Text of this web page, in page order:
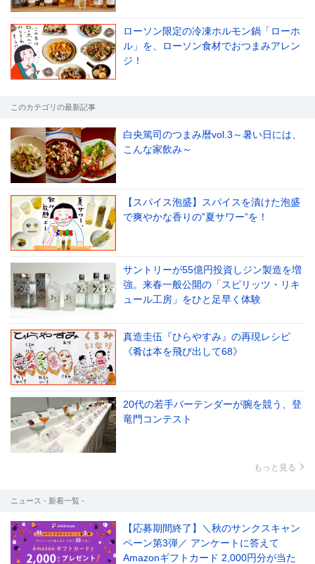
ローソン限定の冷凍ホルモン鍋「ローホ
ル」を、ローソン食材でおつまみアレン
ジ！
このカテゴリの最新記事
白央篤司のつまみ暦vol.3～暑い日には、
こんな家飲み～
【スパイス泡盛】スパイスを漬けた泡盛
で爽やかな香りの‟夏サワー”を！
サントリーが55億円投資しジン製造を増
強。来春一般公開の「スピリッツ・リキ
ュール工房」をひと足早く体験
真造圭伍『ひらやすみ』の再現レシピ
《肴は本を飛び出して68》
20代の若手バーテンダーが腕を競う、登
竜門コンテスト
もっと見る
ニュース - 新着一覧 -
【応募期間終了】＼秋のサンクスキャン
ペーン第3弾／ アンケートに答えて
Amazonギフトカード 2,000円分が当た